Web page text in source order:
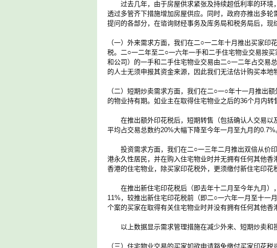
过去几年，由于房屋供求紧张及持续超低利率的环境
透过多管齐下措施增加房屋供应。同时，政府亦推出多
提问的各部分，在谘询财经事务及库务局和税务局后，现
（一）外来需求方面，我们在二○一二年十月推出买家
税。二○一二年至二○一六年一手和二手住宅物业交易按
和公司）的一手和二手住宅物业交易由二○一二年占交易
的人士无须申报其资金来源，因此我们无法估计购买本地
（二）短期炒卖需求方面，我们在二○一○年十一月推出
的物业持有期。如业主在取得住宅物业之后的36个月内
在推出额外印花税后，短期转售（包括确认人交易以
平均占交易总数约20%大幅下降至今年一月至九月的0.7%
投资需求方面，我们在二○一三年二月推出双倍从价印
港永久性居民，并在购入住宅物业时并无拥有任何其他
香港的住宅物业，除买家印花税外，更须缴付新住宅印花
在推出新住宅印花税后（即去年十二月至今年九月）
11%，较推出新住宅印花税前（即二○一六年一月至十一
个案的买家在取得有关住宅物业时并没有拥有任何其他香
以上数据显示需求管理措施在减少外来、短期炒卖和
（三）住宅物业交易的买家如欲申请豁免缴付买家印花